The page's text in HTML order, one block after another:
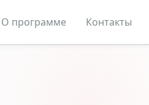
О программе Контакты